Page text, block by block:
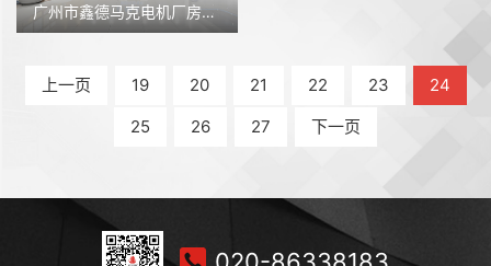
广州市鑫德马克电机厂房装修
上一页 19 20 21 22 23
24
25
26 27 下一页